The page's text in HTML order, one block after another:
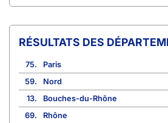
RÉSULTATS DES
75.
Paris
59.
Nord
13.
Bouches-du-Rhône
69.
Rhône